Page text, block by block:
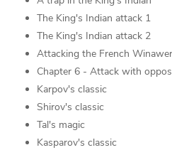
The King's Indian attack 1
The King's Indian attack 2
Attacking the French Winawer
Chapter 6 - Attack with
Karpov's classic
Shirov's classic
Tal's magic
Kasparov's classic